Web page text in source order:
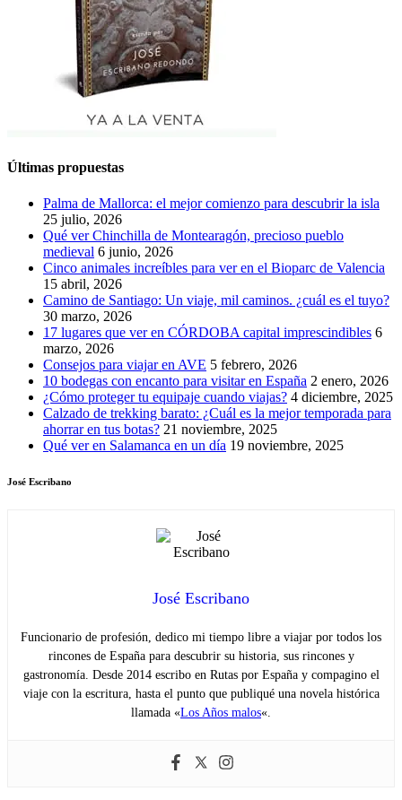
Últimas propuestas
Palma de Mallorca: el mejor comienzo para descubrir la isla
25 julio, 2026
Qué ver Chinchilla de Montearagón, precioso pueblo
medieval 6 junio, 2026
Cinco animales increíbles para ver en el Bioparc de Valencia
15 abril, 2026
Camino de Santiago: Un viaje, mil caminos. ¿cuál es el tuyo?
30 marzo, 2026
17 lugares que ver en CÓRDOBA capital imprescindibles 6
marzo, 2026
Consejos para viajar en AVE 5 febrero, 2026
10 bodegas con encanto para visitar en España 2 enero, 2026
¿Cómo proteger tu equipaje cuando viajas? 4 diciembre, 2025
Calzado de trekking barato: ¿Cuál es la mejor temporada para
ahorrar en tus botas? 21 noviembre, 2025
Qué ver en Salamanca en un día 19 noviembre, 2025
José Escribano
José Escribano
Funcionario de profesión, dedico mi tiempo libre a viajar por todos los
rincones de España para descubrir su historia, sus rincones y
gastronomía. Desde 2014 escribo en Rutas por España y compagino el
viaje con la escritura, hasta el punto que publiqué una novela histórica
llamada «Los Años malos«.